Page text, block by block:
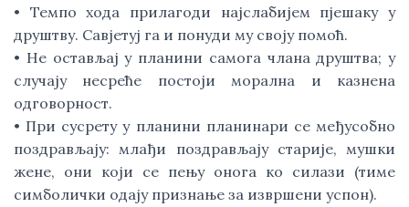
• Темпо хода прилагоди најслабијем пјешаку у
друштву. Савјетуј га и понуди му своју помоћ.
• Не остављај у планини самога члана друштва; у
случају несреће постоји морална и казнена
одговорност.
• При сусрету у планини планинари се међусобно
поздрављају: млађи поздрављају старије, мушки
жене, они који се пењу онога ко силази (тиме
симболички одају признање за извршени успон).